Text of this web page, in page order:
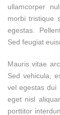
ullamcorper
morbi tristique
egestas.
Sed feugiat
Mauris vitae
Sed vehicula,
vel egestas dui
eget nisl
porttitor